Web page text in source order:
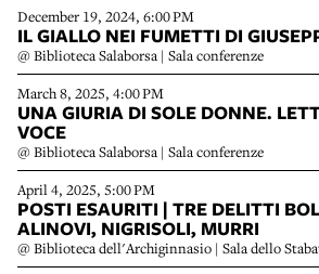
December 19, 2024, 6:00 PM
IL GIALLO NEI FUMETTI DI
@ Biblioteca Salaborsa | Sala conferenze
March 8, 2025, 4:00 PM
UNA GIURIA DI SOLE DONNE.
VOCE
@ Biblioteca Salaborsa | Sala conferenze
April 4, 2025, 5:00 PM
POSTI ESAURITI | TRE DELITTI
ALINOVI, NIGRISOLI, MURRI
@ Biblioteca dell'Archiginnasio | Sala dello